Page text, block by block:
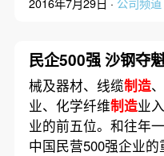
2016年7月29日 · 公司频道
民企500强 沙钢夺
械及器材、线缆制造
业、化学纤维制造业
业的前五位。和往年一
中国民营500强企业